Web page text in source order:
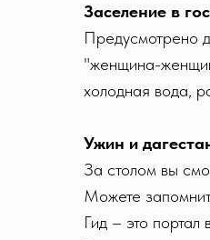
Заселение в
Предусмотрено
"женщина-
холодная вода,
Ужин и
За столом вы
Можете
Гид – это портал